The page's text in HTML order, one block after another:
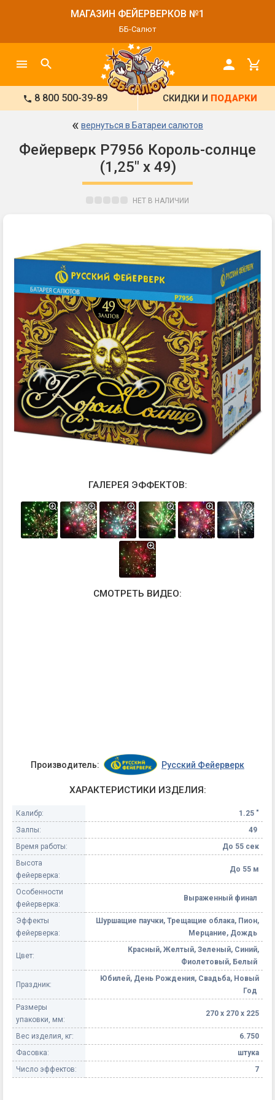
МАГАЗИН ФЕЙЕРВЕРКОВ №1
ББ-Салют
8 800 500-39-89 СКИДКИ И ПОДАРКИ
« вернуться в Батареи салютов
Фейерверк Р7956 Король-солнце
(1,25" х 49)
НЕТ В НАЛИЧИИ
ГАЛЕРЕЯ ЭФФЕКТОВ:
СМОТРЕТЬ ВИДЕО:
Производитель: Русский Фейерверк
ХАРАКТЕРИСТИКИ ИЗДЕЛИЯ:
Калибр:
1.25 "
Залпы:
49
Время работы:
До 55 сек
Высота
фейерверка:
До 55 м
Особенности
фейерверка:
Выраженный финал
Эффекты
фейерверка:
Шуршащие паучки, Трещащие облака, Пион,
Мерцание, Дождь
Цвет:
Красный, Желтый, Зеленый, Синий,
Фиолетовый, Белый
Праздник:
Юбилей, День Рождения, Свадьба, Новый
Год
Размеры
упаковки, мм:
270 х 270 х 225
Вес изделия, кг:
6.750
Фасовка:
штука
Число эффектов:
7